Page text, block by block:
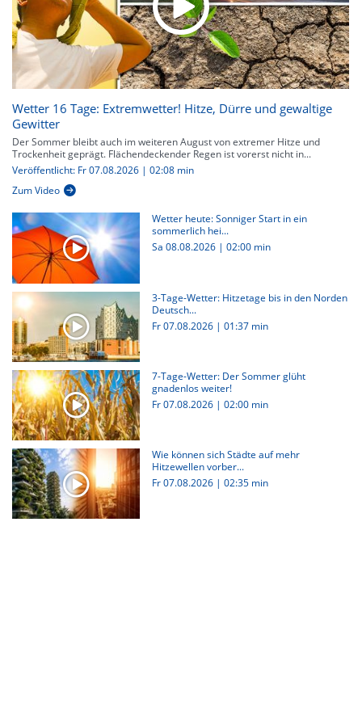
Wetter 16 Tage: Extremwetter! Hitze, Dürre und gewaltige
Gewitter
Der Sommer bleibt auch im weiteren August von extremer Hitze und
Trockenheit geprägt. Flächendeckender Regen ist vorerst nicht in...
Veröffentlicht: Fr 07.08.2026 | 02:08 min
Zum Video
Wetter heute: Sonniger Start in ein
sommerlich hei...
Sa 08.08.2026 | 02:00 min
3-Tage-Wetter: Hitzetage bis in den Norden
Deutsch...
Fr 07.08.2026 | 01:37 min
7-Tage-Wetter: Der Sommer glüht
gnadenlos weiter!
Fr 07.08.2026 | 02:00 min
Wie können sich Städte auf mehr
Hitzewellen vorber...
Fr 07.08.2026 | 02:35 min